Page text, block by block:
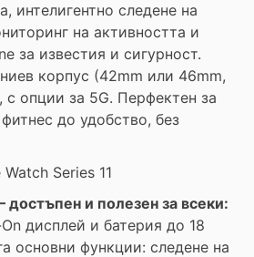
интелигентно следене на
на активността и
за известия и сигурност.
корпус (42mm или 46mm,
с опции за 5G. Перфектен за
до удобство, без
Series 11
достъпен и полезен за всеки:
дисплей и батерия до 18
основни функции: следене на